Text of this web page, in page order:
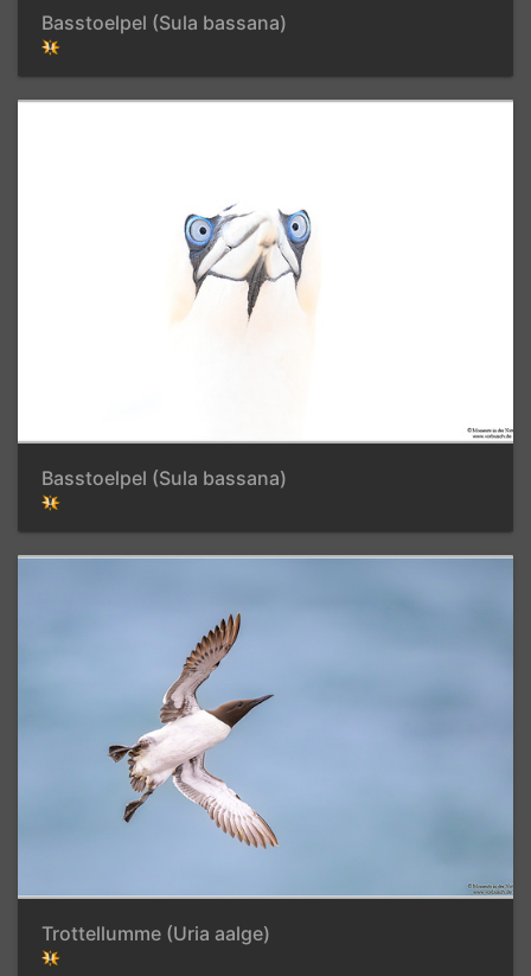
Basstoelpel (Sula bassana)
Basstoelpel (Sula bassana)
Trottellumme (Uria aalge)